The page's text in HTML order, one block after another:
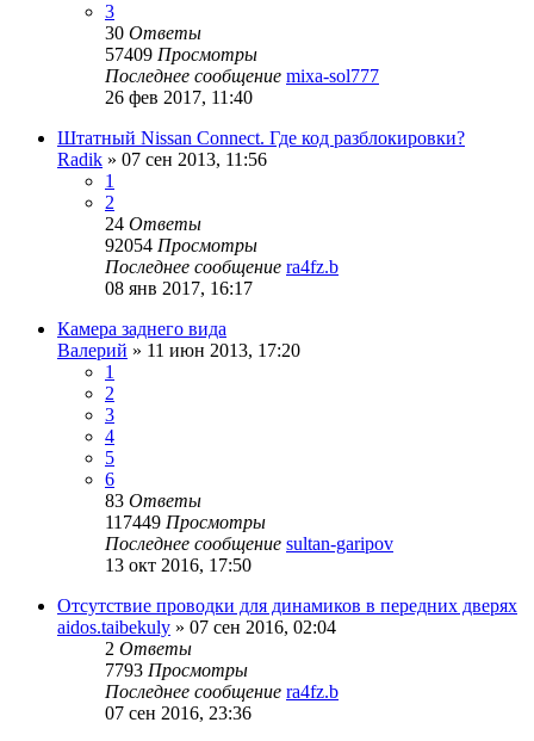
3
30 Ответы
57409 Просмотры
Последнее сообщение mixa-sol777
26 фев 2017, 11:40
Штатный Nissan Connect. Где код разблокировки?
Radik » 07 сен 2013, 11:56
1
2
24 Ответы
92054 Просмотры
Последнее сообщение ra4fz.b
08 янв 2017, 16:17
Камера заднего вида
Валерий » 11 июн 2013, 17:20
1
2
3
4
5
6
83 Ответы
117449 Просмотры
Последнее сообщение sultan-garipov
13 окт 2016, 17:50
Отсутствие проводки для динамиков в передних дверях
aidos.taibekuly » 07 сен 2016, 02:04
2 Ответы
7793 Просмотры
Последнее сообщение ra4fz.b
07 сен 2016, 23:36